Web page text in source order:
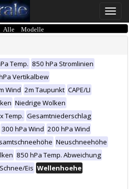
Toggle
Modelle
Temp. 850 hPa Stromlinien
Vertikalbew
Wind 2m Taupunkt CAPE/LI
Niedrige Wolken
Temp. Gesamtniederschlag
300 hPa Wind 200 hPa Wind
Neuschneehöhe
850 hPa Temp. Abweichung
Schnee/Eis Wellenhoehe